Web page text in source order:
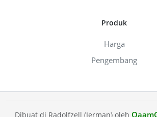
Produk
Harga
Pengembang
Dibuat di Radolfzell (Jerman) oleh